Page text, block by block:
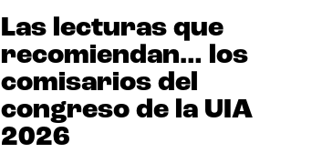
Las lecturas que
recomiendan… los
comisarios del
congreso de la UIA
2026